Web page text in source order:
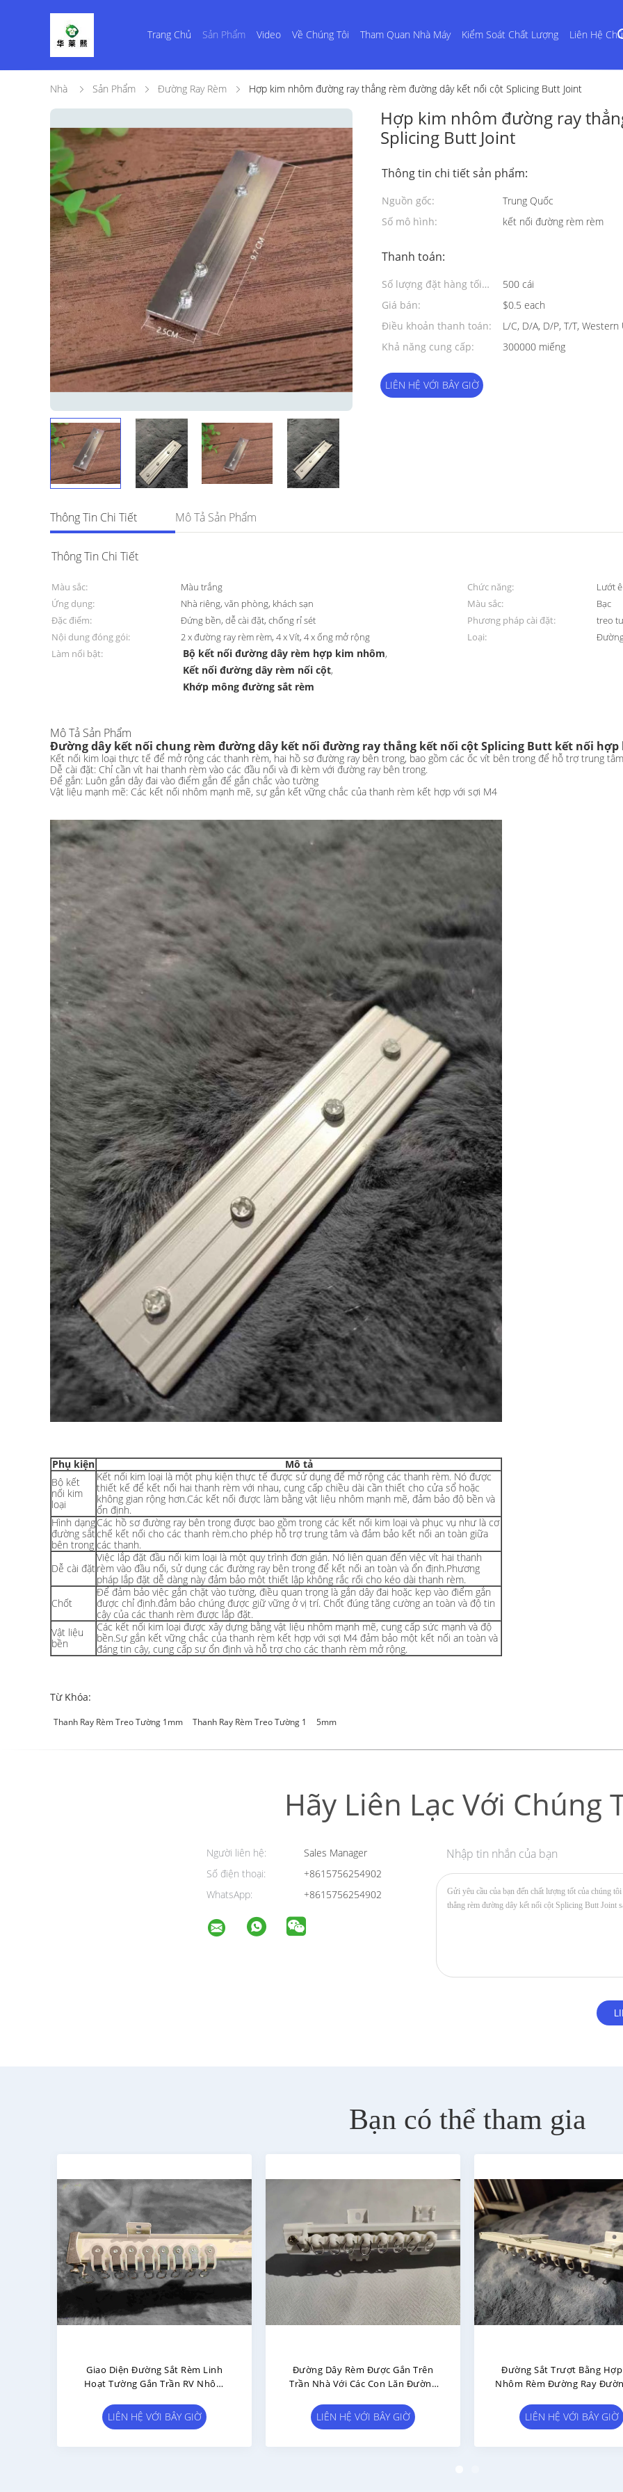
Trang Chủ Sản Phẩm Video Về Chúng Tôi Tham Quan Nhà Máy Kiểm Soát Chất Lượng Liên Hệ
Nhà Sản Phẩm Đường Ray Rèm Hợp kim nhôm đường ray thẳng rèm đường dây kết nối cột Splicing Butt Joint
Hợp kim nhôm đường ray
Splicing Butt Joint
Thông tin chi tiết sản phẩm:
Nguồn gốc:
Trung Quốc
Số mô hình:
kết nối đường rèm rèm
Thanh toán:
Số lượng đặt hàng tối
thiểu:
500 cái
Giá bán:
$0.5 each
Điều khoản thanh toán:
L/C, D/A, D/P, T/T, Western
Khả năng cung cấp:
300000 miếng
LIÊN HỆ VỚI BÂY GIỜ
Thông Tin Chi Tiết Mô Tả Sản Phẩm
Thông Tin Chi Tiết
Màu sắc: Màu trắng Chức năng:
Lướt
Ứng dụng:
Nhà riêng, văn phòng, khách sạn Màu sắc:
Bạc
Đặc điểm:
Đứng bền, dễ cài đặt, chống rỉ sét Phương pháp cài đặt:
treo
Nội dung đóng gói:
2 x đường ray rèm rèm, 4 x Vít, 4 x ống mở rộng Loại:
Làm nổi bật:
Bộ kết nối đường dây rèm hợp kim nhôm,
Kết nối đường dây rèm nối cột,
Khớp mông đường sắt rèm
Mô Tả Sản Phẩm
Đường dây kết nối chung rèm đường dây kết nối đường ray thẳng kết nối cột Splicing Butt kết nối
Kết nối kim loại thực tế để mở rộng các thanh rèm, hai hồ sơ đường ray bên trong, bao gồm các ốc vít bên trong để hỗ trợ trung tâm
Dễ cài đặt: Chỉ cần vít hai thanh rèm vào các đầu nối và đi kèm với đường ray bên trong.
Để gắn: Luôn gắn dây đai vào điểm gắn để gắn chắc vào tường
Vật liệu mạnh mẽ: Các kết nối nhôm mạnh mẽ, sự gắn kết vững chắc của thanh rèm kết hợp với sợi M4
Phụ kiện
Mô tả
Bộ kết
nối kim
loại
Kết nối kim loại là một phụ kiện thực tế được sử dụng để mở rộng các thanh rèm. Nó được
thiết kế để kết nối hai thanh rèm với nhau, cung cấp chiều dài cần thiết cho cửa sổ hoặc
không gian rộng hơn.Các kết nối được làm bằng vật liệu nhôm mạnh mẽ, đảm bảo độ bền và
ổn định.
Hình dạng
đường sắt
bên trong
Các hồ sơ đường ray bên trong được bao gồm trong các kết nối kim loại và phục vụ như là cơ
chế kết nối cho các thanh rèm.cho phép hỗ trợ trung tâm và đảm bảo kết nối an toàn giữa
các thanh.
Dễ cài đặt
Việc lắp đặt đầu nối kim loại là một quy trình đơn giản. Nó liên quan đến việc vít hai thanh
rèm vào đầu nối, sử dụng các đường ray bên trong để kết nối an toàn và ổn định.Phương
pháp lắp đặt dễ dàng này đảm bảo một thiết lập không rắc rối cho kéo dài thanh rèm.
Chốt
Để đảm bảo việc gắn chặt vào tường, điều quan trọng là gắn dây đai hoặc kẹp vào điểm gắn
được chỉ định.đảm bảo chúng được giữ vững ở vị trí. Chốt đúng tăng cường an toàn và độ tin
cậy của các thanh rèm được lắp đặt.
Vật liệu
bền
Các kết nối kim loại được xây dựng bằng vật liệu nhôm mạnh mẽ, cung cấp sức mạnh và độ
bền.Sự gắn kết vững chắc của thanh rèm kết hợp với sợi M4 đảm bảo một kết nối an toàn và
đáng tin cậy, cung cấp sự ổn định và hỗ trợ cho các thanh rèm mở rộng.
Từ Khóa:
Thanh Ray Rèm Treo Tường 1mm Thanh Ray Rèm Treo Tường 1 5mm
Hãy Liên Lạc Với Chúng
Người liên hệ:
Sales Manager
Số điện thoại:
+8615756254902
WhatsApp:
+8615756254902
Nhập tin nhắn của bạn
Bạn có thể tham gia
Aluminium Alloy Bay Window
Curved L-Shaped U-Shaped Slide
LIÊN HỆ VỚI BÂY GIỜ
Aluminium Hợp Kim Đường Sắt
Trượt Rèm Đường Ray Thẳng
Đơn Đường Ray
LIÊN HỆ VỚI BÂY GIỜ
Đồng Nhôm Waterwave
Đường Sắt Rèm Đậm Silent
LIÊN HỆ VỚI BÂY GIỜ